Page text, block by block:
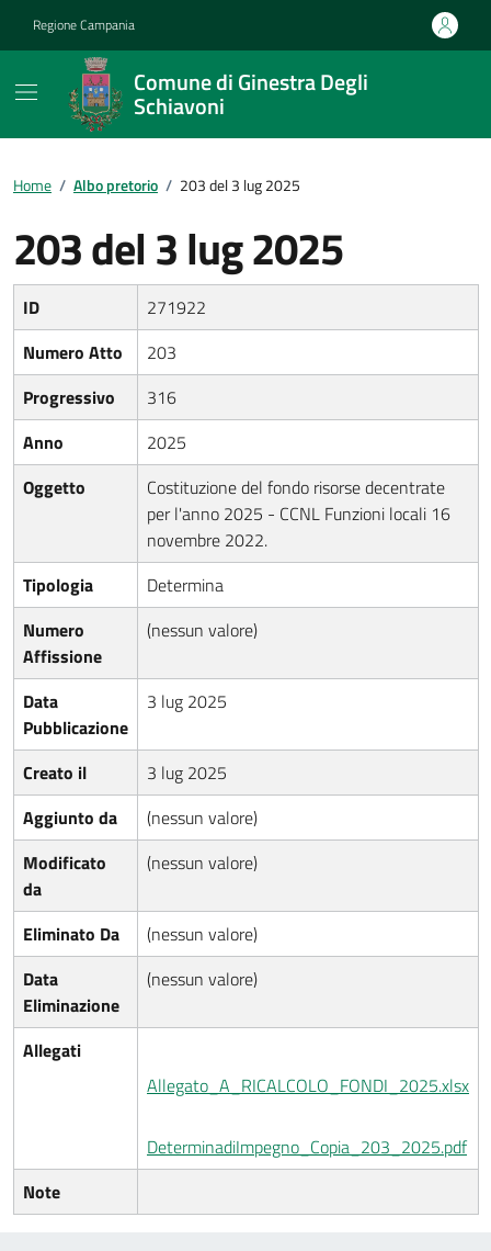
Regione Campania
Comune di Ginestra Degli
Schiavoni
Home / Albo pretorio / 203 del 3 lug 2025
203 del 3 lug 2025
ID
271922
Numero Atto
203
Progressivo
316
Anno
2025
Oggetto
Costituzione del fondo risorse decentrate
per l'anno 2025 - CCNL Funzioni locali 16
novembre 2022.
Tipologia
Determina
Numero
Affissione
(nessun valore)
Data
Pubblicazione
3 lug 2025
Creato il
3 lug 2025
Aggiunto da
(nessun valore)
Modificato
da
(nessun valore)
Eliminato Da
(nessun valore)
Data
Eliminazione
(nessun valore)
Allegati
Allegato_A_RICALCOLO_FONDI_2025.xlsx
DeterminadiImpegno_Copia_203_2025.pdf
Note